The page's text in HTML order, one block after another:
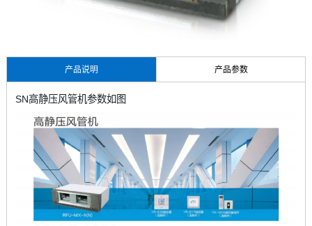
产品说明 产品参数
SN高静压风管机参数如图